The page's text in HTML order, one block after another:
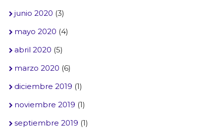
junio 2020 (3)
mayo 2020 (4)
abril 2020 (5)
marzo 2020 (6)
diciembre 2019 (1)
noviembre 2019 (1)
septiembre 2019 (1)